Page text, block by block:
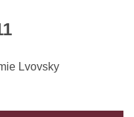
Lvovsky